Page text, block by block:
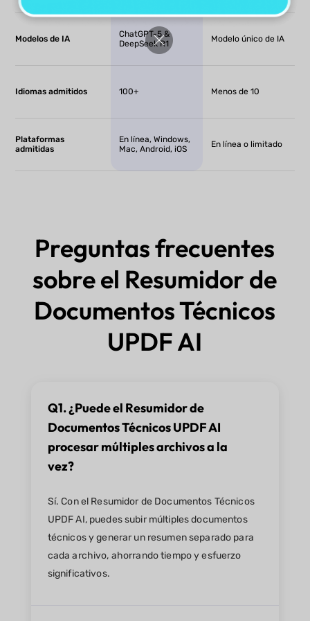
Modelos de IA
ChatGPT-5 &
DeepSeek R1
Modelo único de IA
Idiomas admitidos 100+ Menos de 10
Plataformas
admitidas
En línea, Windows,
Mac, Android, iOS
En línea o limitado
Preguntas frecuentes
sobre el Resumidor de
Documentos Técnicos
UPDF AI
Q1. ¿Puede el Resumidor de
Documentos Técnicos UPDF AI
procesar múltiples archivos a la
vez?
Sí. Con el Resumidor de Documentos Técnicos
UPDF AI, puedes subir múltiples documentos
técnicos y generar un resumen separado para
cada archivo, ahorrando tiempo y esfuerzo
significativos.